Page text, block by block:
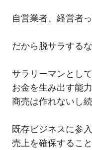
自営業者、経営者
だから脱サラする
サラリーマンとし
お金を生み出す能
商売は作れないし
既存ビジネスに参
売上を確保するこ